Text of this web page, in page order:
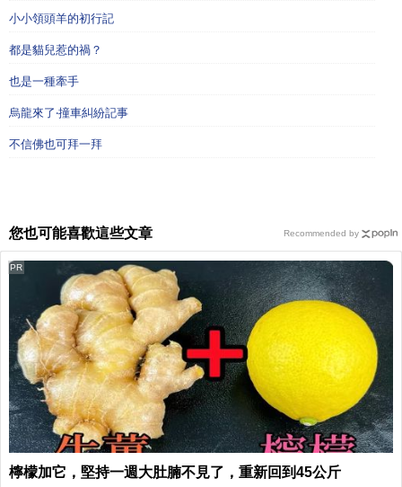
小小領頭羊的初行記
都是貓兒惹的禍？
也是一種牽手
烏龍來了‧撞車糾紛記事
不信佛也可拜一拜
您也可能喜歡這些文章
檸檬加它，堅持一週大肚腩不見了，重新回到45公斤
PR
Recommended by